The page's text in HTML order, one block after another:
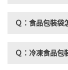
Ｑ：食品包裝袋
Ｑ：冷凍食品包